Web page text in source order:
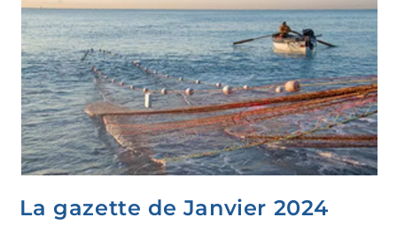
La gazette de Janvier 2024